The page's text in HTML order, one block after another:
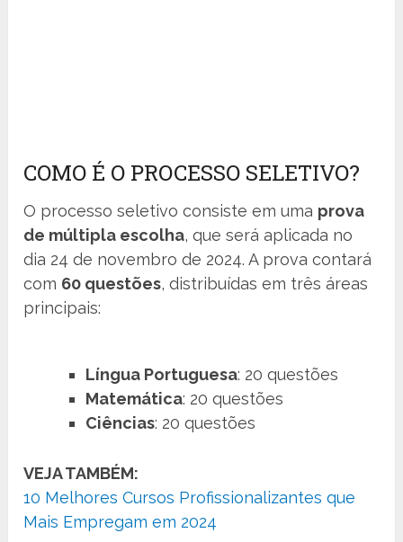
COMO É O PROCESSO SELETIVO?
O processo seletivo consiste em uma prova
de múltipla escolha, que será aplicada no
dia 24 de novembro de 2024. A prova contará
com 60 questões, distribuídas em três áreas
principais:
Língua Portuguesa: 20 questões
Matemática: 20 questões
Ciências: 20 questões
VEJA TAMBÉM:
10 Melhores Cursos Profissionalizantes que
Mais Empregam em 2024